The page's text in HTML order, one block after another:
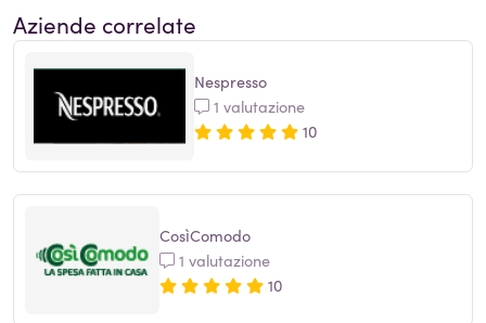
Aziende correlate
Nespresso
1 valutazione
10
CosìComodo
1 valutazione
10